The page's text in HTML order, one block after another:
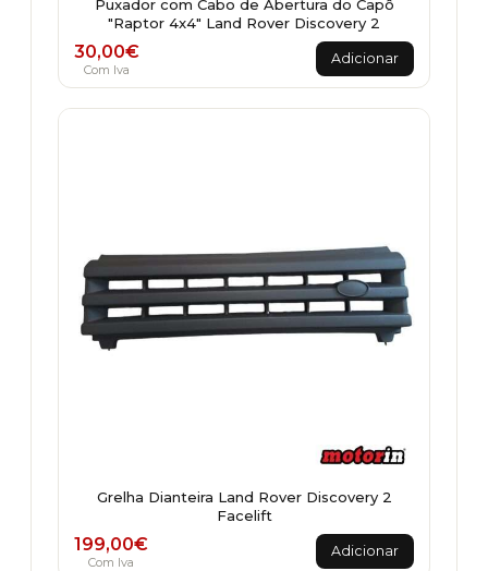
Puxador com Cabo de Abertura do Capô
"Raptor 4x4" Land Rover Discovery 2
30,00€
Com Iva
Adicionar
Grelha Dianteira Land Rover Discovery 2
Facelift
199,00€
Com Iva
Adicionar